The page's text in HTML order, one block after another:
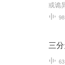
98
三
63